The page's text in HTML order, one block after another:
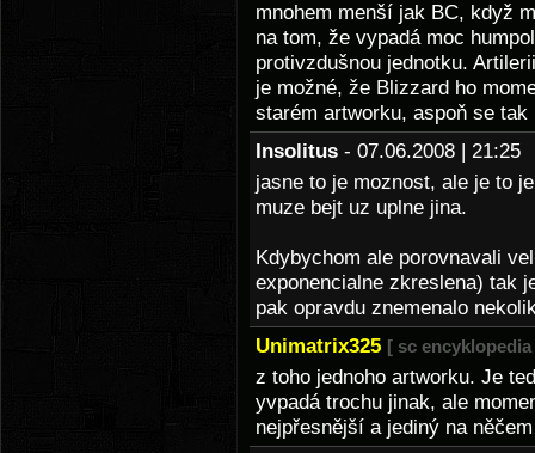
mnohem menší jak BC, když
na tom, že vypadá moc
protivzdušnou jednotku.
je možné, že Blizzard ho
starém artworku, aspoň se
Insolitus - 07.06.2008 |
jasne to je moznost, ale je to
muze bejt uz uplne jina.
Kdybychom ale porovnavali
exponencialne zkreslena) tak
pak opravdu znemenalo
Unimatrix325 [ sc encyklopedia
z toho jednoho artworku. Je
yvpadá trochu jinak, ale
nejpřesnější a jediný na